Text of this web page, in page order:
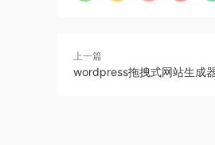
上一篇
wordpress拖拽式网站生成